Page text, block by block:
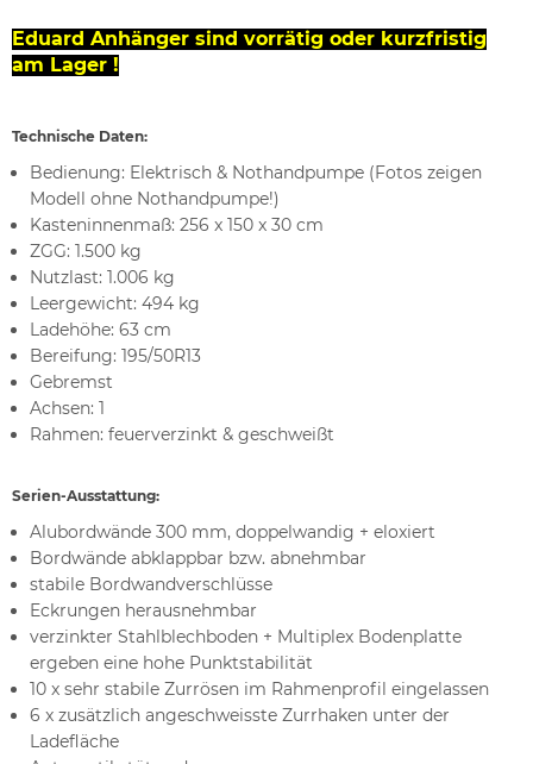
Eduard Anhänger sind vorrätig oder kurzfristig
am Lager !
Technische Daten:
Bedienung: Elektrisch & Nothandpumpe (Fotos zeigen
Modell ohne Nothandpumpe!)
Kasteninnenmaß: 256 x 150 x 30 cm
ZGG: 1.500 kg
Nutzlast: 1.006 kg
Leergewicht: 494 kg
Ladehöhe: 63 cm
Bereifung: 195/50R13
Gebremst
Achsen: 1
Rahmen: feuerverzinkt & geschweißt
Serien-Ausstattung:
Alubordwände 300 mm, doppelwandig + eloxiert
Bordwände abklappbar bzw. abnehmbar
stabile Bordwandverschlüsse
Eckrungen herausnehmbar
verzinkter Stahlblechboden + Multiplex Bodenplatte
ergeben eine hohe Punktstabilität
10 x sehr stabile Zurrösen im Rahmenprofil eingelassen
6 x zusätzlich angeschweisste Zurrhaken unter der
Ladefläche